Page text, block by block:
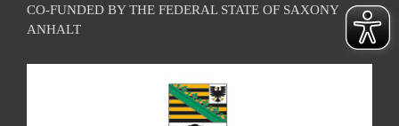
CO-FUNDED BY THE FEDERAL STATE OF SAXONY
ANHALT